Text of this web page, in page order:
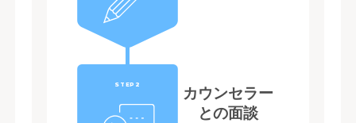
STEP2
カウンセラー
との面談